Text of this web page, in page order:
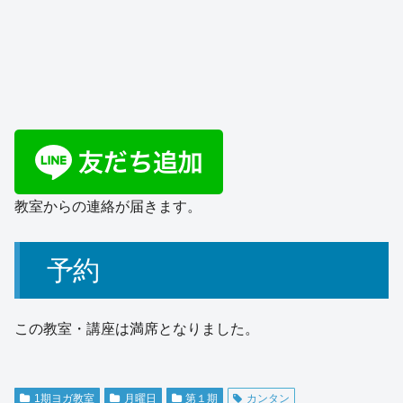
教室からの連絡が届きます。
予約
この教室・講座は満席となりました。
1期ヨガ教室 月曜日 第１期 カンタン